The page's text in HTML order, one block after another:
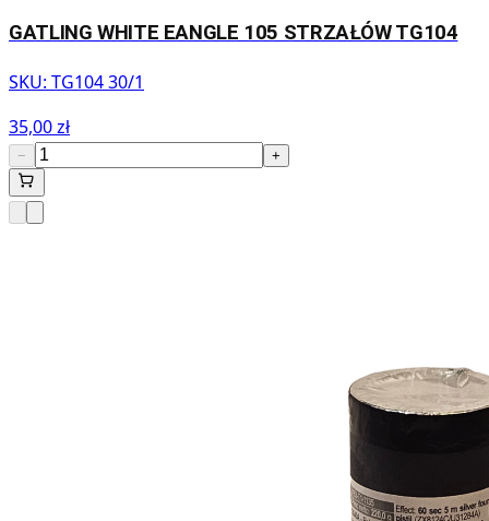
GATLING WHITE EANGLE 105 STRZAŁÓW TG104
SKU: TG104 30/1
35,00 zł
− +